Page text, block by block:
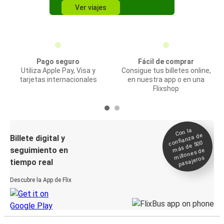
Ver viajes
Pago seguro
Utiliza Apple Pay, Visa y
tarjetas internacionales
Fácil de comprar
Consigue tus billetes online,
en nuestra app o en una
Flixshop
Billete digital y
seguimiento en
tiempo real
Descubre la App de Flix
Con la
confianza de
más de 500
millones de
pasajeros